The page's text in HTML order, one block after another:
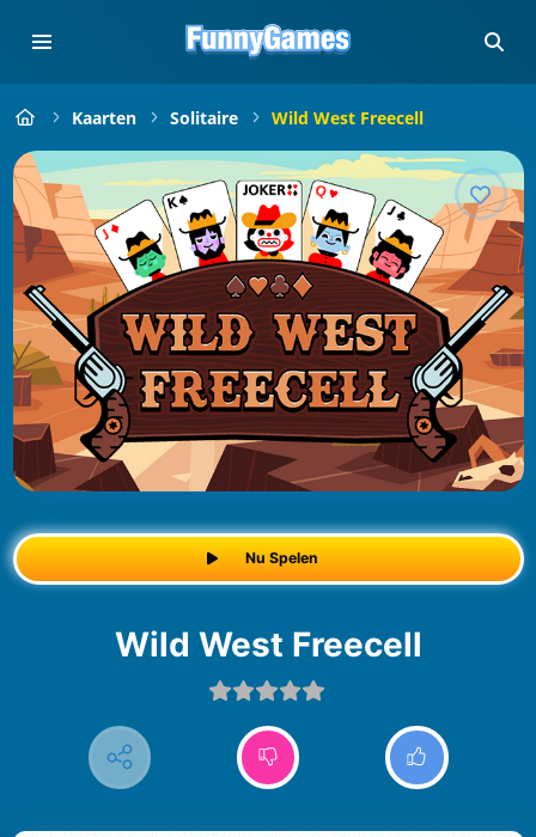
Kaarten Solitaire Wild West Freecell
Nu Spelen
Wild West Freecell